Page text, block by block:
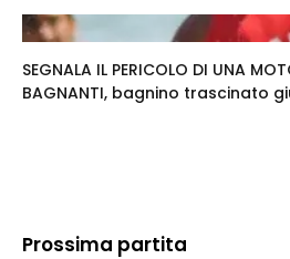
SEGNALA IL PERICOLO DI UNA
BAGNANTI, bagnino trascinato
Prossima partita